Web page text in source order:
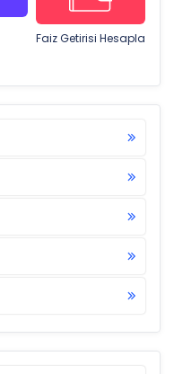
Faiz Getirisi Hesapla